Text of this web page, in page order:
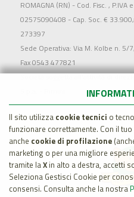
ROMAGNA (RN) - Cod. Fisc. ,
02575090408 - Cap. Soc. €
273397
Sede Operativa: Via M. Kolbe n.
Fax 0543 477821
Società soggetta all'attività di
Il sito utilizza cookie tecnici o
funzionare correttamente. Con il
anche cookie di profilazione
marketing o per una migliore
tramite laX in alto a destra, accetti
Seleziona Gestisci Cookie per
consensi. Consulta anche la nostra